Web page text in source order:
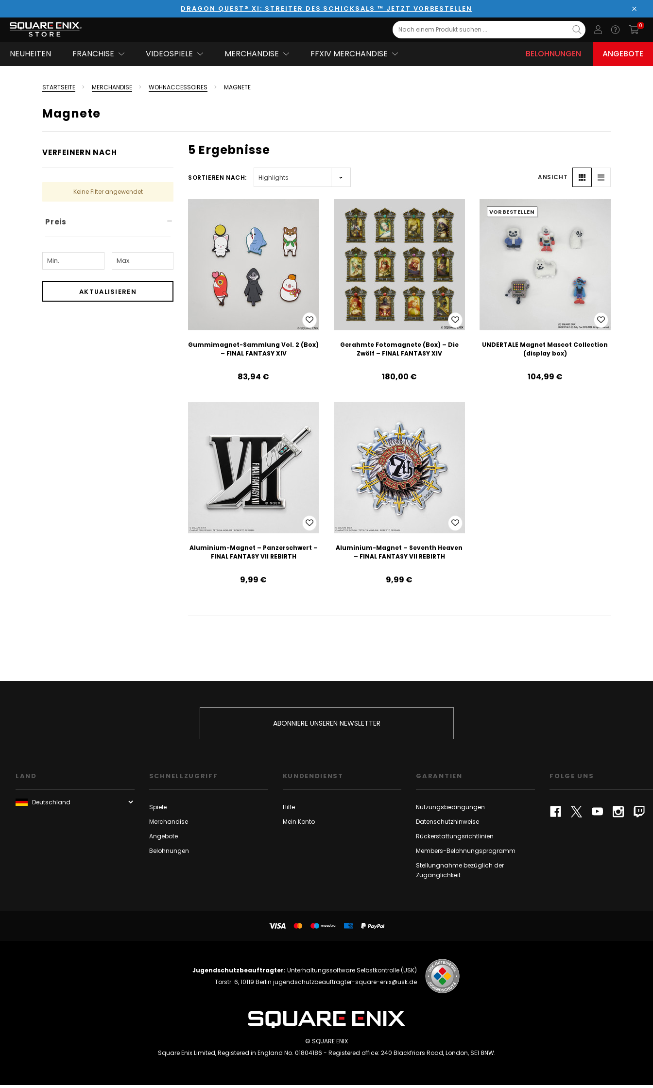
DRAGON QUEST® XI: STREITER DES SCHICKSALS ™ JETZT VORBESTELLEN
Search
0
NEUHEITEN FRANCHISE VIDEOSPIELE MERCHANDISE FFXIV MERCHANDISE BELOHNUNGEN ANGEBOTE
STARTSEITE MERCHANDISE WOHNACCESSOIRES MAGNETE
Magnete
VERFEINERN NACH
Keine Filter angewendet
Preis
AKTUALISIEREN
5 Ergebnisse
SORTIEREN NACH: ANSICHT
Gummimagnet-Sammlung Vol. 2 (Box)
– FINAL FANTASY XIV
83,94‎ ‎€
Gerahmte Fotomagnete (Box) – Die
Zwölf – FINAL FANTASY XIV
180,00‎ ‎€
VORBESTELLEN
UNDERTALE Magnet Mascot Collection
(display box)
104,99‎ ‎€
Aluminium-Magnet – Panzerschwert –
FINAL FANTASY VII REBIRTH
9,99‎ ‎€
Aluminium-Magnet – Seventh Heaven
– FINAL FANTASY VII REBIRTH
9,99‎ ‎€
ABONNIERE UNSEREN NEWSLETTER
LAND SCHNELLZUGRIFF
Spiele
Merchandise
Angebote
Belohnungen
KUNDENDIENST
Hilfe
Mein Konto
GARANTIEN
Nutzungsbedingungen
Datenschutzhinweise
Rückerstattungsrichtlinien
Members-Belohnungsprogramm
Stellungnahme bezüglich der
Zugänglichkeit
FOLGE UNS
Jugendschutzbeauftragter: Unterhaltungssoftware Selbstkontrolle (USK)
Torstr. 6, 10119 Berlin jugendschutzbeauftragter-square-enix@usk.de
© SQUARE ENIX
Square Enix Limited, Registered in England No. 01804186 - Registered office: 240 Blackfriars Road, London, SE1 8NW.